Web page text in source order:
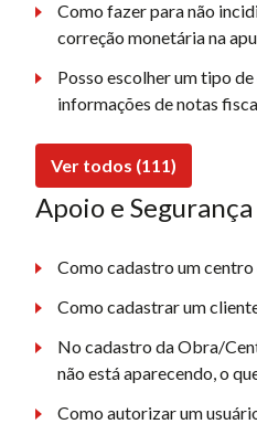
Como fazer para não
correção monetária na
Posso escolher um tipo
informações de notas
Ver todos (111)
Apoio e Segurança
Como cadastro um centro
Como cadastrar um
No cadastro da Obra/
não está aparecendo, o
Como autorizar um